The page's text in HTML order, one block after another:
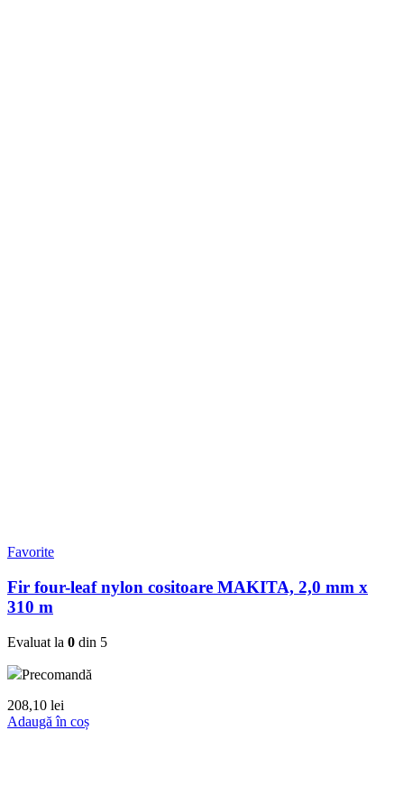
Favorite
Fir four-leaf nylon cositoare MAKITA, 2,0 mm x
310 m
Evaluat la 0 din 5
Precomandă
208,10 lei
Adaugă în coș